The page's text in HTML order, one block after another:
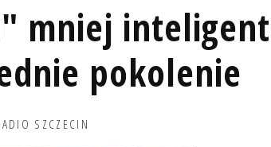
mniej
pokolenie
SZCZECIN